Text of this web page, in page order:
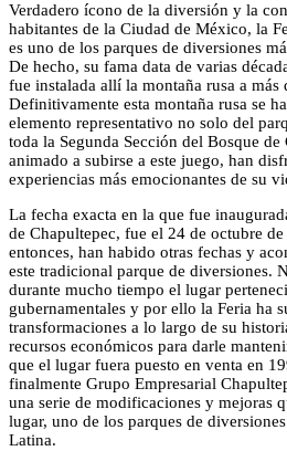
Verdadero ícono de la diversión y la
habitantes de la Ciudad de México, la
es uno de los parques de diversiones
De hecho, su fama data de varias
fue instalada allí la montaña rusa a más
Definitivamente esta montaña rusa se
elemento representativo no solo del
toda la Segunda Sección del Bosque
animado a subirse a este juego, han
experiencias más emocionantes de su
La fecha exacta en la que fue
de Chapultepec, fue el 24 de octubre
entonces, han habido otras fechas y
este tradicional parque de diversiones.
durante mucho tiempo el lugar
gubernamentales y por ello la Feria ha
transformaciones a lo largo de su
recursos económicos para darle
que el lugar fuera puesto en venta en
finalmente Grupo Empresarial
una serie de modificaciones y mejoras
lugar, uno de los parques de
Latina.